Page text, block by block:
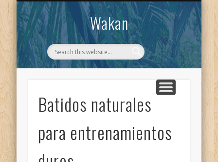
Wakan
WAKAN
CONTACTO
Batidos naturales
para entrenamientos